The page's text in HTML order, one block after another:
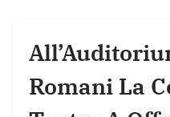
Romani La